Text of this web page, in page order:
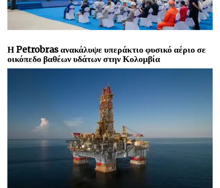
Η Petrobras ανακάλυψε υπεράκτιο φυσικό αέριο σε
οικόπεδο βαθέων υδάτων στην Κολομβία